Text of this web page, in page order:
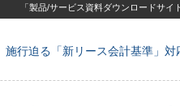
「製品/サービス資料ダウンロードサイ
行迫る「新リース会計基準」